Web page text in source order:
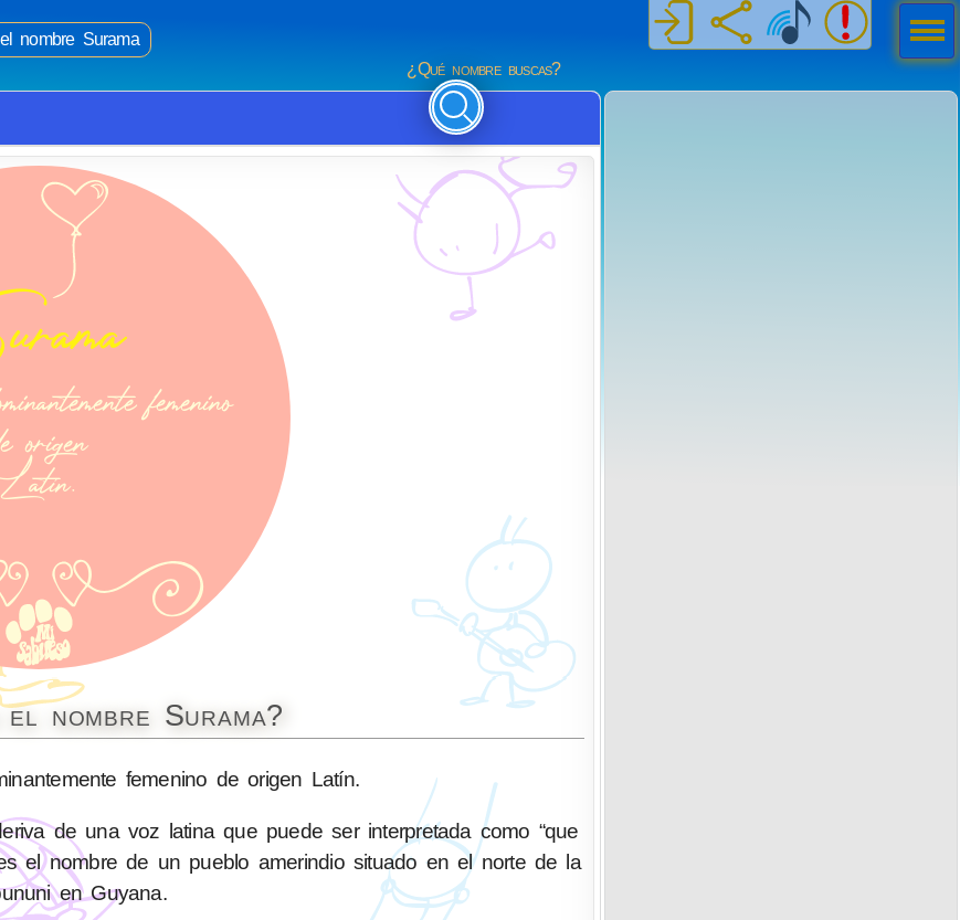
nombre Surama
¿Qué nombre buscas?
nombre Surama?
femenino de origen Latín.
de una voz latina que puede ser interpretada como “que
el nombre de un pueblo amerindio situado en el norte de la
en Guyana.
Men
ú